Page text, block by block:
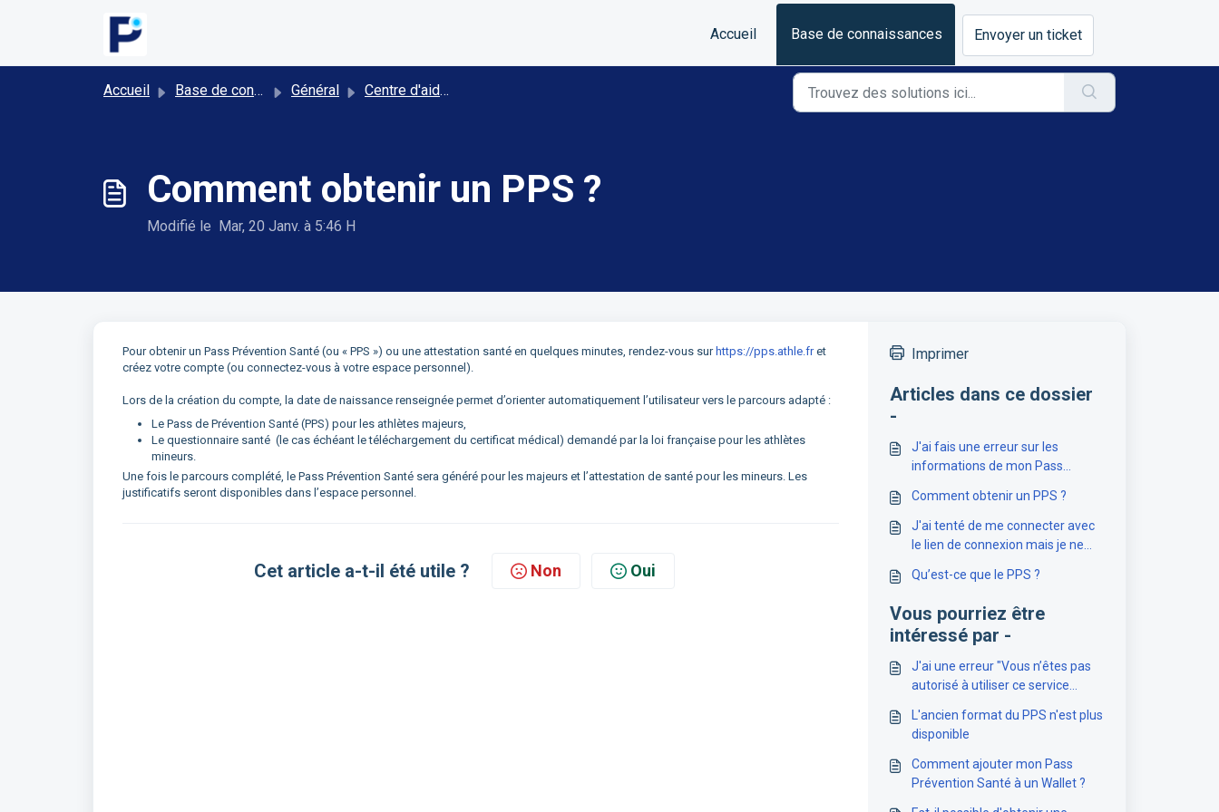
Accueil
Base de connaissances Envoyer un ticket
Accueil Base de connaissances Général Centre d'aide PPS pour les athlètes
Comment obtenir un PPS ?
Modifié le Mar, 20 Janv. à 5:46 H
Pour obtenir un Pass Prévention Santé (ou « PPS ») ou une attestation santé en quelques minutes, rendez-vous sur https://pps.athle.fret
créez votre compte (ou connectez-vous à votre espace personnel).
Lors de la création du compte, la date de naissance renseignée permet d’orienter automatiquement l’utilisateur vers le parcours adapté :
Le Pass de Prévention Santé (PPS) pour les athlètes majeurs,
Le questionnaire santé (le cas échéant le téléchargement du certificat médical) demandé par la loi française pour les athlètes
mineurs.
Une fois le parcours complété, le Pass Prévention Santé sera généré pour les majeurs et l’attestation de santé pour les mineurs. Les
justificatifs seront disponibles dans l’espace personnel.
Cet article a-t-il été utile ? Non Oui
Imprimer
Articles dans ce dossier
-
J'ai fais une erreur sur les
informations de mon Pass
Comment obtenir un PPS ?
J'ai tenté de me connecter avec
le lien de connexion mais je ne
Qu’est-ce que le PPS ?
Vous pourriez être
intéressé par -
J'ai une erreur "Vous n’êtes pas
autorisé à utiliser ce service
L'ancien format du PPS n'est plus
disponible
Comment ajouter mon Pass
Prévention Santé à un Wallet ?